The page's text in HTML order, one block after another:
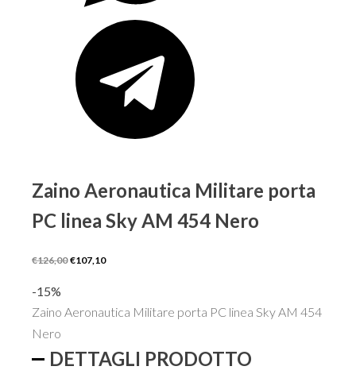
Zaino Aeronautica Militare porta
PC linea Sky AM 454 Nero
€126,00 Il
era:
€107,10Il
è:
-15%
Zaino Aeronautica Militare porta PC linea Sky AM 454
Nero
DETTAGLI PRODOTTO